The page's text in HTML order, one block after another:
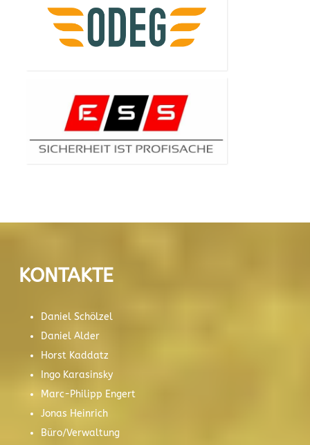
KONTAKTE
Daniel Schölzel
Daniel Alder
Horst Kaddatz
Ingo Karasinsky
Marc-Philipp Engert
Jonas Heinrich
Büro/Verwaltung